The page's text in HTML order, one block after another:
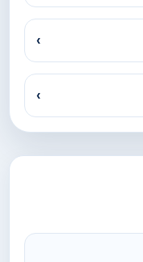
›
›